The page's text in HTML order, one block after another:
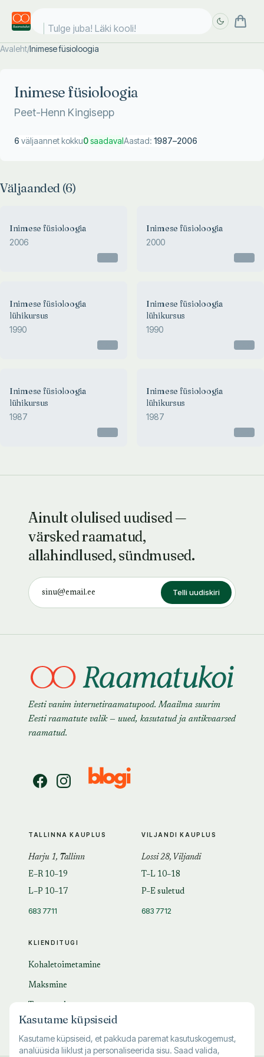
Tulge juba! Läki kooli!
Avaleht/Inimese füsioloogia
Inimese füsioloogia
Peet-Henn Kingisepp
6 väljaannet kokku0saadavalAastad: 1987–2006
Väljaanded (6)
Inimese füsioloogia
2006
Inimese füsioloogia
2000
Inimese füsioloogia
lühikursus
1990
Inimese füsioloogia
lühikursus
1990
Inimese füsioloogia
lühikursus
1987
Inimese füsioloogia
lühikursus
1987
Ainult olulised uudised —
värsked raamatud,
allahindlused, sündmused.
Telli uudiskiri
Eesti vanim internetiraamatupood. Maailma suurim
Eesti raamatute valik — uued, kasutatud ja antikvaarsed
raamatud.
KLIENDITUGI
Kohaletoimetamine
Maksmine
KKK
TALLINNA KAUPLUS
Harju 1, Tallinn
E–R 10–19
L–P 10–17
683 7711
VILJANDI KAUPLUS
Lossi 28, Viljandi
T–L 10–18
P–E suletud
683 7712
Kasutame küpsiseid
Kasutame küpsiseid, et pakkuda paremat kasutuskogemust,
analüüsida liiklust ja personaliseerida sisu. Saad valida,